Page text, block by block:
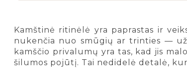
Kamštinė ritinėlė yra paprastas ir
nukenčia nuo smūgių ar trinties — už
kamščio privalumų yra tas, kad jis
šilumos pojūtį. Tai nedidelė detalė,